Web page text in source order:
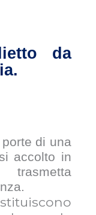
da
di una
accolto in